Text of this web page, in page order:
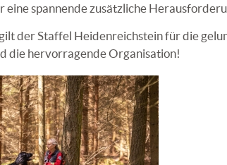
eine spannende zusätzliche
der Staffel Heidenreichstein für die
die hervorragende Organisation!